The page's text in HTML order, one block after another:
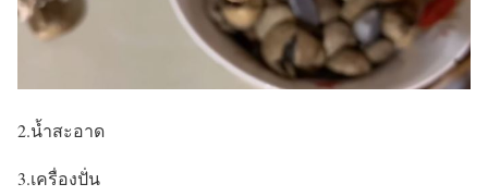
2.น้ำสะอาด
3.เครื่องปั่น